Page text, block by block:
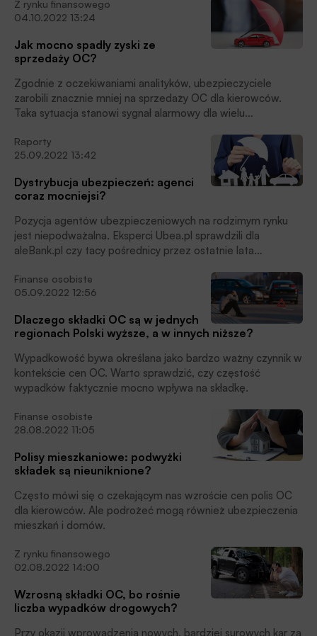
Z rynku finansowego
04.10.2022 13:24
Jak mocno spadły zyski ze
sprzedaży OC?
Zgodnie z oczekiwaniami analityków, ubezpieczyciele
zarobili znacznie mniej na sprzedaży OC dla kierowców.
Taka sytuacja stanowi sygnał alarmowy dla wielu
Raporty
25.09.2022 13:42
Dystrybucja ubezpieczeń: agenci
coraz mocniejsi?
Pozycja agentów ubezpieczeniowych na rodzimym rynku
jest niepodważalna. Eksperci Ubea.pl sprawdzili dla
aleBank.pl czy tacy pośrednicy przez ostatnie lata
Finanse osobiste
05.09.2022 12:56
Dlaczego składki OC są w jednych
regionach Polski wyższe, a w innych niższe?
Wypadkowość bywa określana jako bardzo ważny czynnik w
kontekście cen OC. Warto sprawdzić, czy częstość
wypadków faktycznie mocno wpływa na składkę.
Finanse osobiste
28.08.2022 11:05
Polisy mieszkaniowe: podwyżki
składek są nieuniknione?
Często mówi się o czekającym nas wzroście cen polis OC
dla kierowców. Ale podrożeć mogą również ubezpieczenia
mieszkań i domów.
Z rynku finansowego
02.08.2022 14:00
Wzrosną składki OC, bo rośnie
liczba wypadków drogowych?
Przy okazji wprowadzenia nowych, bardziej surowych kar za